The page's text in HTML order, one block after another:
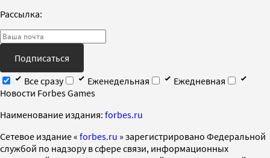
Рассылка:
Подписаться
Все сразу
Еженедельная
Ежедневная
Новости Forbes Games
Наименование издания: forbes.ru
Cетевое издание « forbes.ru » зарегистрировано Федеральной
службой по надзору в сфере связи, информационных